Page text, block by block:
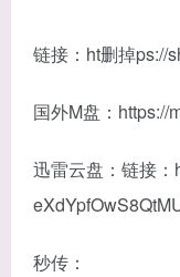
链接：ht删掉ps://
国外M盘：https://
迅雷云盘：链接
秒传：